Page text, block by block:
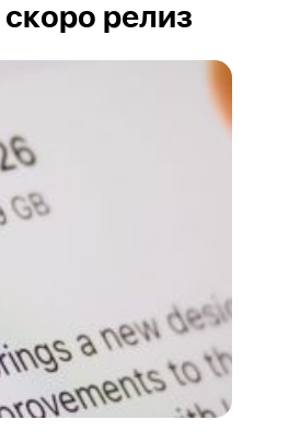
скоро релиз